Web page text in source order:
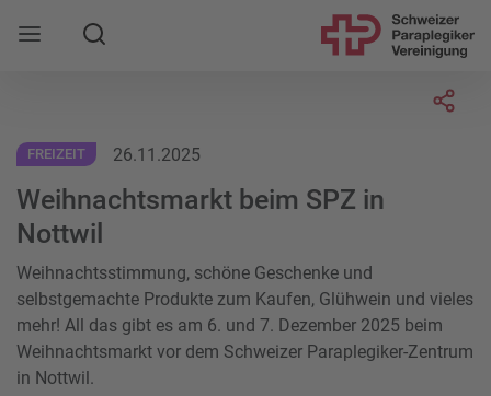
Mobile Navigation öffnen
Suche
FREIZEIT 26.11.2025
Weihnachtsmarkt beim SPZ in
Nottwil
Weihnachtsstimmung, schöne Geschenke und
selbstgemachte Produkte zum Kaufen, Glühwein und vieles
mehr! All das gibt es am 6. und 7. Dezember 2025 beim
Weihnachtsmarkt vor dem Schweizer Paraplegiker-Zentrum
in Nottwil.